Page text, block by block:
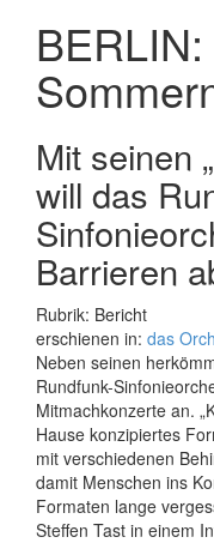
BERLIN:
Mit seinen
will das
Barrieren
Rubrik: Bericht
erschienen in: das
Neben seinen
Rundfunk-
Mitmachkonzerte an.
Hause konzipiertes
mit verschiedenen
damit Menschen ins
Formaten lange
Steffen Tast in einem